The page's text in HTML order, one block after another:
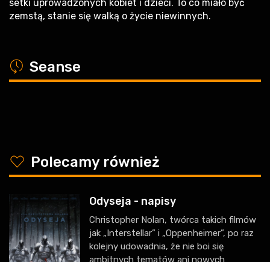
setki uprowadzonych kobiet i dzieci. To co miało być
zemstą, stanie się walką o życie niewinnych.
a Seanse
y Polecamy również
Odyseja - napisy
Christopher Nolan, twórca takich filmów
jak „Interstellar” i „Oppenheimer”, po raz
kolejny udowadnia, że nie boi się